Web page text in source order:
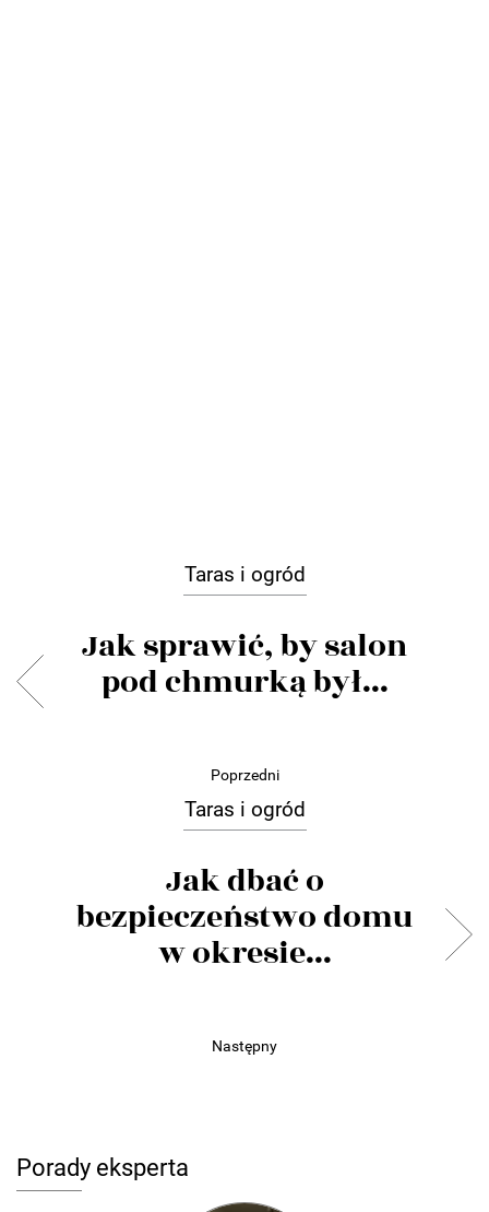
Taras i ogród
Jak sprawić, by salon
pod chmurką był...
Poprzedni
Taras i ogród
Jak dbać o
bezpieczeństwo domu
w okresie...
Następny
Porady eksperta